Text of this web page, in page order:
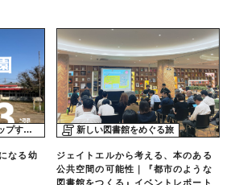
物件
なる幼
新しい図書館をめぐる旅
ジェイトエルから考える、本のある
公共空間の可能性｜『都市のような
図書館をつくる』イベントレポート